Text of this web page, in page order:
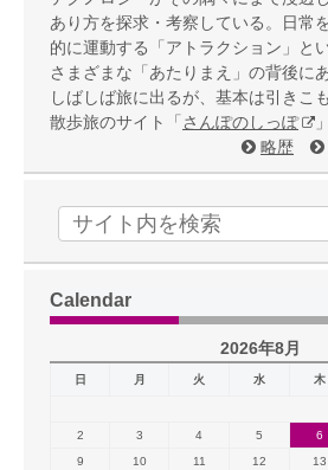
あり方を探求・考察している。日常
的に運動する「アトラクション」と
さまざまな「あたりまえ」の背後に
しばしば旅に出るが、基本は引きこも
散歩旅のサイト「 さんぽのしっぽ
略歴
Calendar
2026年8月
日 月 火 水 木
2
3 4 5 6
9
10 11 12 13